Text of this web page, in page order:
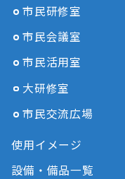
市民研修室
市民会議室
市民活用室
大研修室
市民交流広場
使用イメージ
設備・備品一覧